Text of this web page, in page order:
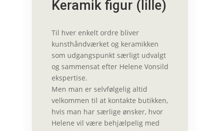
Keramik figur (lille)
Til hver enkelt ordre bliver
kunsthåndværket og keramikken
som udgangspunkt særligt udvalgt
og sammensat efter Helene Vonsild
ekspertise.
Men man er selvfølgelig altid
velkommen til at kontakte butikken,
hvis man har særlige ønsker, hvor
Helene vil være behjælpelig med